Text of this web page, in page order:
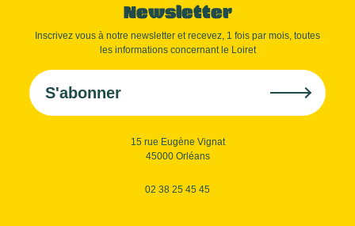
Newsletter
Inscrivez vous à notre newsletter et recevez, 1 fois par mois, toutes
les informations concernant le Loiret
S'abonner
15 rue Eugène Vignat
45000 Orléans
02 38 25 45 45